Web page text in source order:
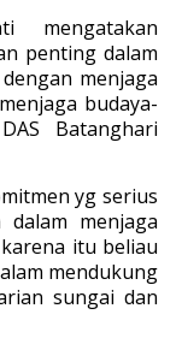
mengatakan
penting dalam
menjaga
budaya-
Batanghari
yg serius
dalam menjaga
itu beliau
mendukung
sungai dan